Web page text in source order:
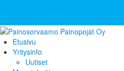
Etusivu
Yritysinfo
Uutiset